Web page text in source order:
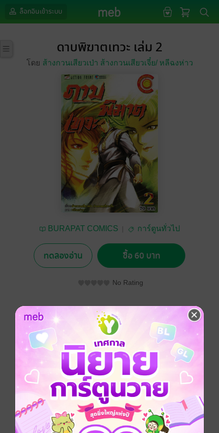
ล็อกอินเข้าระบบ
ดาบพิฆาตเทวะ เล่ม 2
โดย ส้างกวนเสียวเป่า ส้างกวนเสียวเจี๋ย/ หลีฉงห่าว
BURAPAT COMICS การ์ตูนทั่วไป
ทดลองอ่าน ซื้อ 60 บาท
No Rating
อยากได้ ซื้อเป็นของขวัญ ติดตาม แชร์
ซีรีส์ ดาบพิฆาตเทวะ
ประเภทไฟล์
วันที่วางขาย 08 สิงหาคม 2567
ความยาว 165 หน้า